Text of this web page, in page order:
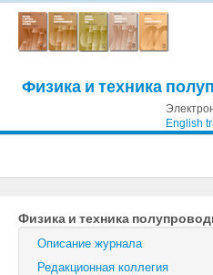
Физика и техника
English
Журнал технической
Письма в Журнал
Физика и техника
Описание журнала
Редакционная коллегия